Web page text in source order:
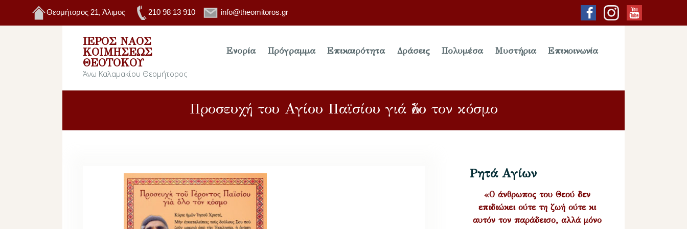
Θεομήτορος 21, Άλιμος 210 98 13 910 info@theomitoros.gr
ΙΕΡΌΣ ΝΑΌΣ
ΚΟΙΜΉΣΕΩΣ
ΘΕΟΤΌΚΟΥ
Άνω Καλαμακίου Θεομήτορος
Ενορία Πρόγραμμα Επικαιρότητα Δράσεις Πολυμέσα Μυστήρια Επικοινωνία
Προσευχή του Αγίου Παϊσίου γιά ὅλο τον κόσμο
Ρητά Αγίων
«Ο άνθρωπος του Θεού δεν
επιδιώκει ούτε τη ζωή ούτε κι
αυτόν τον παράδεισο, αλλά μόνο